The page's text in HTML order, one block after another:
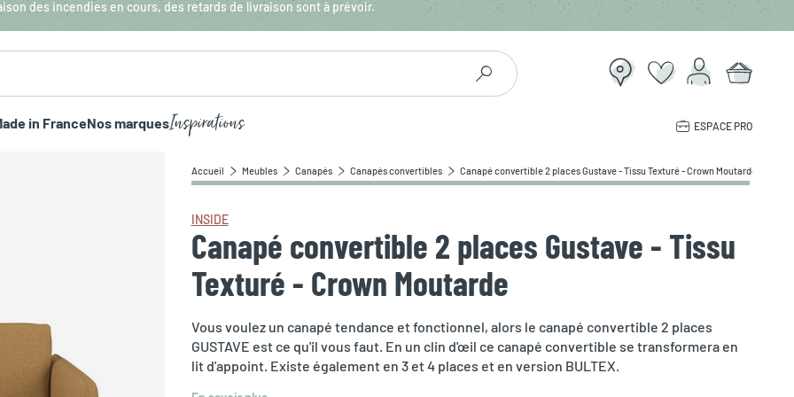
des incendies en cours, des retards de livraison sont à prévoir.
in FranceNos marquesInspirations ESPACE PRO
Accueil Meubles Canapés Canapés convertibles Canapé convertible 2 places Gustave - Tissu Texturé - Crown Moutarde
INSIDE
Canapé convertible 2 places Gustave - Tissu
Texturé - Crown Moutarde
Vous voulez un canapé tendance et fonctionnel, alors le canapé convertible 2 places
GUSTAVE est ce qu'il vous faut. En un clin d'œil ce canapé convertible se transformera en
lit d'appoint. Existe également en 3 et 4 places et en version BULTEX.